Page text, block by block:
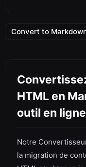
Convert to
HTML en
outil en
Notre
la migration de